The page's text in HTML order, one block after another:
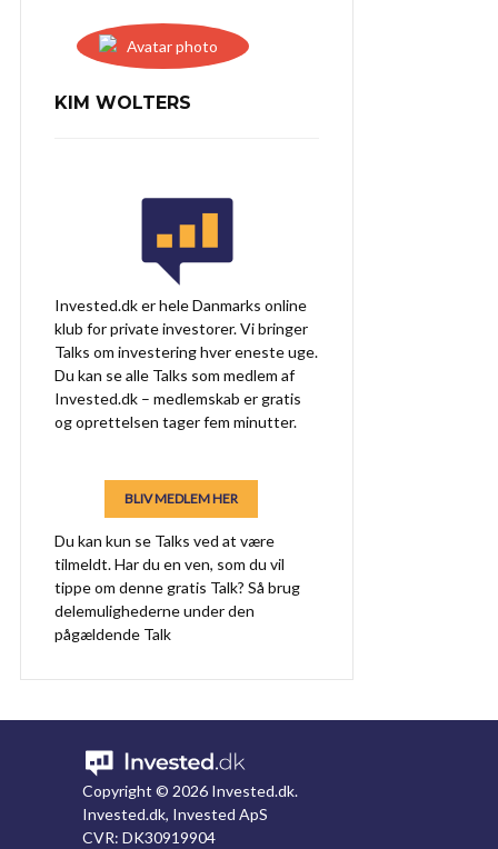
KIM WOLTERS
Invested.dk er hele Danmarks online
klub for private investorer. Vi bringer
Talks om investering hver eneste uge.
Du kan se alle Talks som medlem af
Invested.dk – medlemskab er gratis
og oprettelsen tager fem minutter.
BLIV MEDLEM HER
Du kan kun se Talks ved at være
tilmeldt. Har du en ven, som du vil
tippe om denne gratis Talk? Så brug
delemulighederne under den
pågældende Talk
Copyright © 2026 Invested.dk.
Invested.dk, Invested ApS
CVR: DK30919904